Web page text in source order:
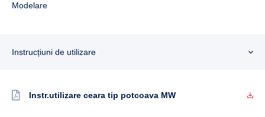
Modelare
Instrucțiuni de utilizare
Instr.utilizare ceara tip potcoava MW